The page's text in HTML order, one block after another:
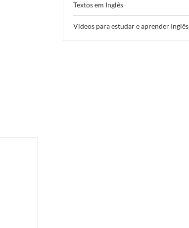
Textos em Inglês
Vídeos para estudar e aprender Inglês